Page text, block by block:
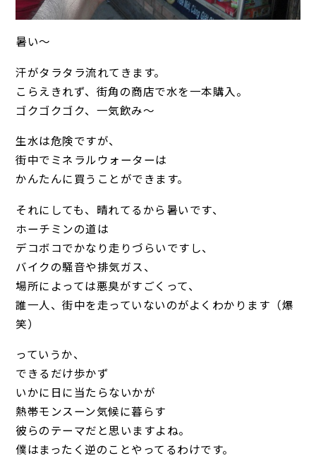
暑い～
汗がタラタラ流れてきます。
こらえきれず、街角の商店で水を一本購入。
ゴクゴクゴク、一気飲み～
生水は危険ですが、
街中でミネラルウォーターは
かんたんに買うことができます。
それにしても、晴れてるから暑いです、
ホーチミンの道は
デコボコでかなり走りづらいですし、
バイクの騒音や排気ガス、
場所によっては悪臭がすごくって、
誰一人、街中を走っていないのがよくわかります（爆
笑）
っていうか、
できるだけ歩かず
いかに日に当たらないかが
熱帯モンスーン気候に暮らす
彼らのテーマだと思いますよね。
僕はまったく逆のことやってるわけです。